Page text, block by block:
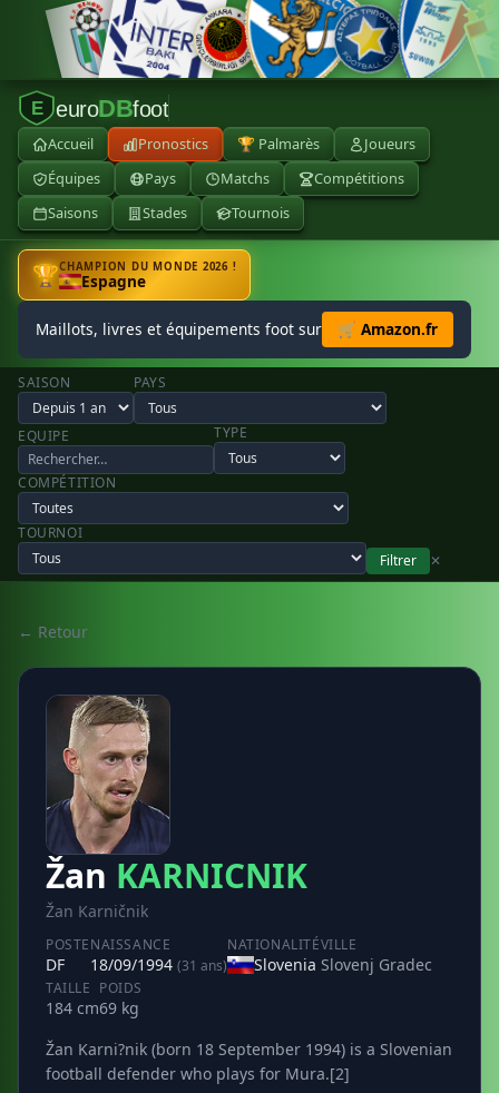
E euroDBfoot
Accueil Pronostics 🏆 Palmarès
Joueurs
Équipes
Pays Matchs
Compétitions
Saisons
Stades Tournois
🏆CHAMPION DU MONDE 2026 !
Espagne
Maillots, livres et équipements foot sur 🛒 Amazon.fr
SAISON PAYS
EQUIPE TYPE
COMPÉTITION
TOURNOI
Filtrer
✕
← Retour
Žan KARNICNIK
Žan Karničnik
POSTE
DF
NAISSANCE
18/09/1994 (31 ans)
NATIONALITÉ
Slovenia
VILLE
Slovenj Gradec
TAILLE
184 cm
POIDS
69 kg
Žan Karni?nik (born 18 September 1994) is a Slovenian
football defender who plays for Mura.[2]